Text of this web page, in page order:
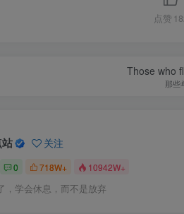
点赞
Those who
那些
关注
0 718W+ 10942W+
，学会休息，而不是放弃